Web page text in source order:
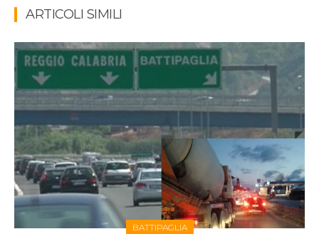
ARTICOLI SIMILI
BATTIPAGLIA